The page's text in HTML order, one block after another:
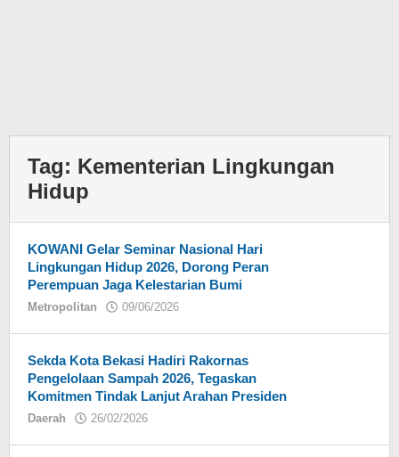
Tag: Kementerian Lingkungan
Hidup
KOWANI Gelar Seminar Nasional Hari
Lingkungan Hidup 2026, Dorong Peran
Perempuan Jaga Kelestarian Bumi
Metropolitan 09/06/2026
Sekda Kota Bekasi Hadiri Rakornas
Pengelolaan Sampah 2026, Tegaskan
Komitmen Tindak Lanjut Arahan Presiden
Daerah 26/02/2026